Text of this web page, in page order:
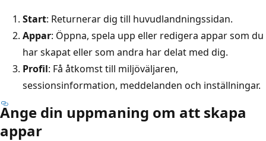
Start: Returnerar dig till huvudlandningssidan.
Appar: Öppna, spela upp eller redigera appar som du
har skapat eller som andra har delat med dig.
Profil: Få åtkomst till miljöväljaren,
sessionsinformation, meddelanden och inställningar.
Ange din uppmaning om att skapa
appar